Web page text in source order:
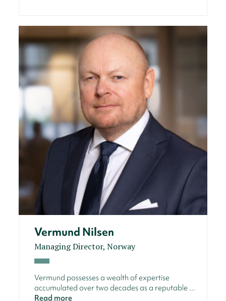
Vermund Nilsen
Managing Director, Norway
Vermund possesses a wealth of expertise
accumulated over two decades as a reputable ...
Read more